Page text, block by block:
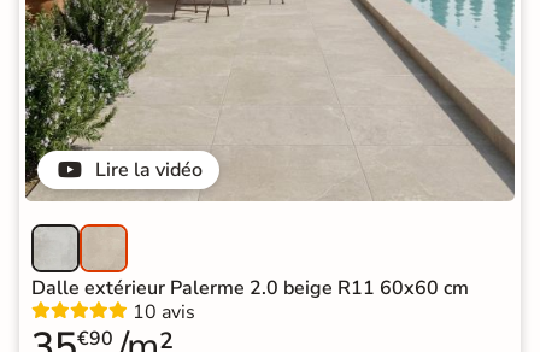
Lire la vidéo
Dalle extérieur Palerme 2.0 beige R11 60x60 cm
10 avis
€90